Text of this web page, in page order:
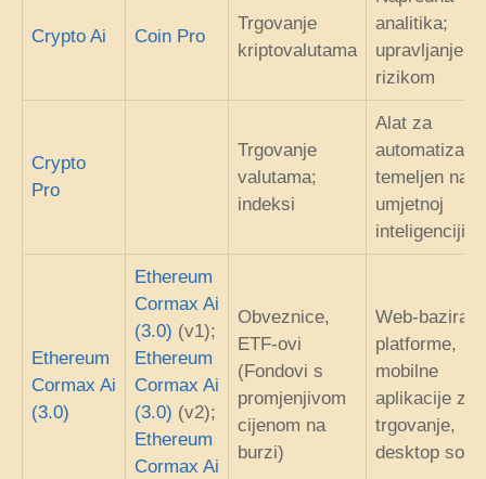
Crypto Ai Coin Pro
Trgovanje
kriptovalutama
analitika;
upravljanje
rizikom
Crypto
Pro
Trgovanje
valutama;
indeksi
Alat za
temeljen na
umjetnoj
inteligenciji
Ethereum
Cormax Ai
(3.0)
Ethereum
Cormax Ai
(3.0) (v1);
Ethereum
Cormax Ai
(3.0) (v2);
Ethereum
Cormax Ai
Obveznice,
ETF-ovi
(Fondovi s
promjenjivom
cijenom na
burzi)
Web-
platforme,
mobilne
aplikacije za
trgovanje,
desktop